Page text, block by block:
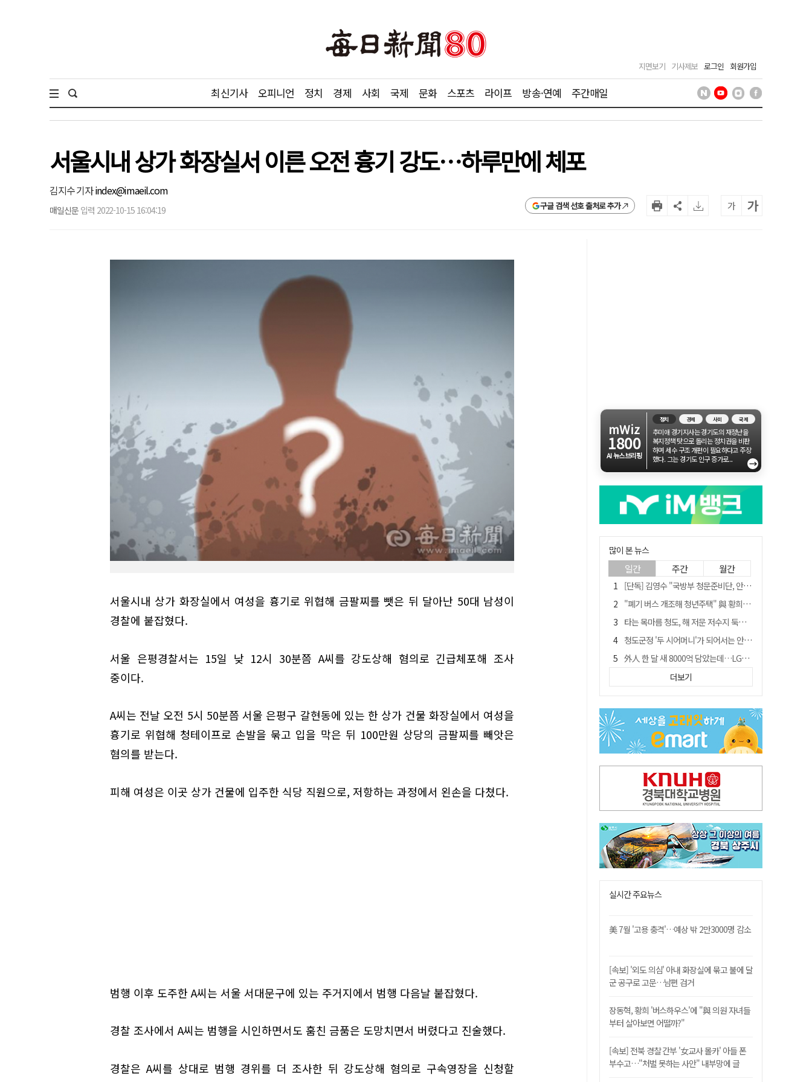
지면보기 기사제보 로그인 회원가입
최신기사 오피니언 정치 경제 사회 국제 문화 스포츠 라이프 방송·연예 주간매일
서울시내 상가 화장실서 이른 오전 흉기 강도…하루만에 체포
김지수 기자index@imaeil.com
매일신문 입력 2022-10-15 16:04:19 구글 검색 선호 출처로 추가 가 가
서울시내 상가 화장실에서 여성을 흉기로 위협해 금팔찌를 뺏은 뒤 달아난 50대 남성이
경찰에 붙잡혔다.
서울 은평경찰서는 15일 낮 12시 30분쯤 A씨를 강도상해 혐의로 긴급체포해 조사
중이다.
A씨는 전날 오전 5시 50분쯤 서울 은평구 갈현동에 있는 한 상가 건물 화장실에서 여성을
흉기로 위협해 청테이프로 손발을 묶고 입을 막은 뒤 100만원 상당의 금팔찌를 빼앗은
혐의를 받는다.
피해 여성은 이곳 상가 건물에 입주한 식당 직원으로, 저항하는 과정에서 왼손을 다쳤다.
범행 이후 도주한 A씨는 서울 서대문구에 있는 주거지에서 범행 다음날 붙잡혔다.
경찰 조사에서 A씨는 범행을 시인하면서도 훔친 금품은 도망치면서 버렸다고 진술했다.
경찰은 A씨를 상대로 범행 경위를 더 조사한 뒤 강도상해 혐의로 구속영장을 신청할
mWiz
1800
AI 뉴스브리핑
정치 경제 사회 국제
추미애 경기지사는 경기도의 재정난을
복지정책 탓으로 돌리는 정치권을 비판
하며 세수 구조 개편이 필요하다고 주장
했다. 그는 경기도 인구 증가로...
→
많이 본 뉴스
일간 주간 월간
[단독] 김영수 "국방부 청문준비단, 안규백 탈영 알고있었다"
"폐기 버스 개조해 청년주택" 與 황희…'딸 학비는 年 4200만원'
타는 목마름 청도, 해 저문 저수지 둑에 군수가 서 있었다
청도군정 '두 시어머니'가 되어서는 안된다
外人 한 달 새 8000억 담았는데…LG이노텍 목표주가는 왜 엇갈릴까
임시휴업 들어갔던 홈플러스 영주점, 7일 영업 재개…지하 1층만 운영
SK하이닉스, 주당 375원 분기 배당 공시…"3분기 중 주주환원 방안 확정"
이의준 전 경북도 새마을봉사과장, 제28대 울릉군 부군수 취임
"상법개정해도 주주가 '봉'"…하이닉스 솔리다임 상장설에 술렁[개미와글와글]
더보기
실시간 주요뉴스
美 7월 '고용 충격'…예상 밖 2만3000명 감소
[속보] '외도 의심' 아내 화장실에 묶고 불에 달
군 공구로 고문…남편 검거
장동혁, 황희 '버스하우스'에 "與 의원 자녀들
부터 살아보면 어떨까?"
[속보] 전북 경찰 간부 '女교사 몰카' 아들 폰
부수고…"처벌 못하는 사안" 내부망에 글